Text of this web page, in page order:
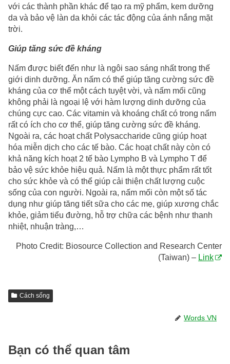
với các thành phần khác để tạo ra mỹ phẩm, kem dưỡng
da và bảo vệ làn da khỏi các tác động của ánh nắng mặt
trời.
Giúp tăng sức đề kháng
Nấm được biết đến như là ngôi sao sáng nhất trong thế
giới dinh dưỡng. Ăn nấm có thể giúp tăng cường sức đề
kháng của cơ thể một cách tuyệt vời, và nấm mối cũng
không phải là ngoại lệ với hàm lượng dinh dưỡng của
chúng cực cao. Các vitamin và khoáng chất có trong nấm
rất có ích cho cơ thể, giúp tăng cường sức đề kháng.
Ngoài ra, các hoạt chất Polysaccharide cũng giúp hoạt
hóa miễn dịch cho các tế bào. Các hoạt chất này còn có
khả năng kích hoạt 2 tế bào Lympho B và Lympho T để
bảo vệ sức khỏe hiệu quả. Nấm là một thực phẩm rất tốt
cho sức khỏe và có thể giúp cải thiện chất lượng cuộc
sống của con người. Ngoài ra, nấm mối còn một số tác
dụng như giúp tăng tiết sữa cho các mẹ, giúp xương chắc
khỏe, giảm tiểu đường, hỗ trợ chữa các bệnh như thanh
nhiệt, nhuận tràng,…
Photo Credit: Biosource Collection and Research Center
(Taiwan) – Link
Cách sống
Words VN
Bạn có thể quan tâm